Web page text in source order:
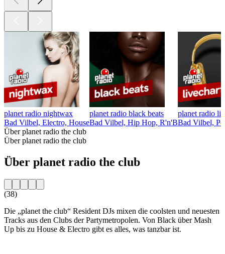
planet radio nightwax
Bad Vilbel, Electro, House
planet radio black beats
Bad Vilbel, Hip Hop, R'n'B
planet radio
Bad Vilbel,
Über planet radio the club
Über planet radio the club
Über planet radio the club
(38)
Die „planet the club“ Resident DJs mixen die coolsten und neuesten
Tracks aus den Clubs der Partymetropolen. Von Black über Mash
Up bis zu House & Electro gibt es alles, was tanzbar ist.